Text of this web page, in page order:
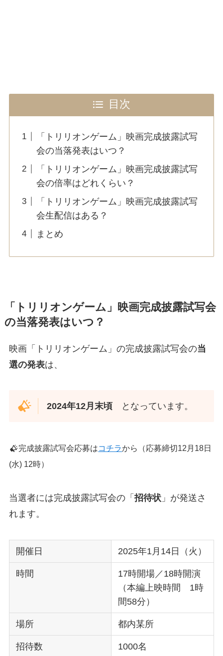
目次
「トリリオンゲーム」映画完成披露試写
会の当落発表はいつ？
「トリリオンゲーム」映画完成披露試写
会の倍率はどれくらい？
「トリリオンゲーム」映画完成披露試写
会生配信はある？
まとめ
「トリリオンゲーム」映画完成披露試写会
の当落発表はいつ？
映画「トリリオンゲーム」の完成披露試写会の当
選の発表は、
2024年12月末頃 となっています。
完成披露試写会応募はコチラから（応募締切12月18日
(水) 12時）
当選者には完成披露試写会の「 招待状」が発送さ
れます。
開催日 2025年1月14日（火）
時間
17時開場／18時開演
（本編上映時間 1時
間58分）
場所 都内某所
招待数 1000名